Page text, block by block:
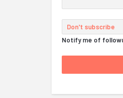
Notify me of